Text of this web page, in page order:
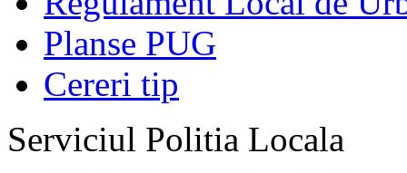
Planse PUG
Cereri tip
Serviciul Politia Locala